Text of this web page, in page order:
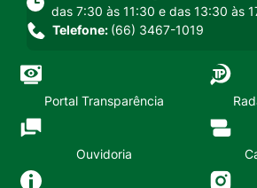
das 7:30 às 11:30 e das 13:30 às
Telefone: (66) 3467-1019
Portal Transparência
Ouvidoria